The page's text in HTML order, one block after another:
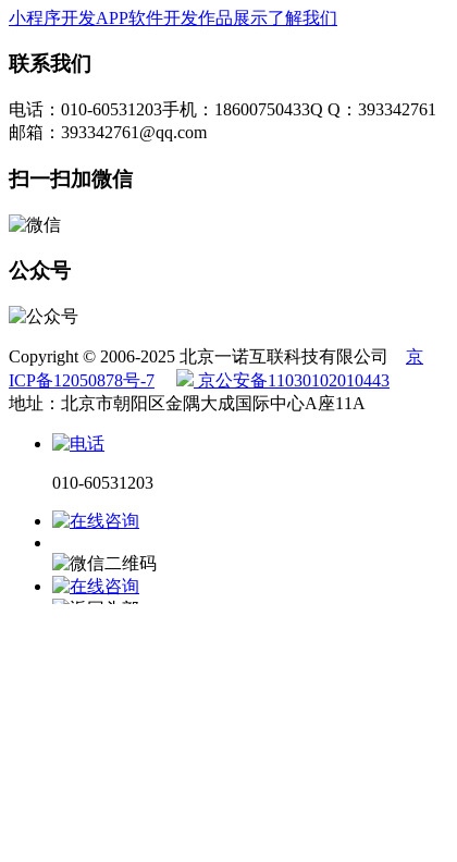
小程序开发APP软件开发作品展示了解我们
联系我们
电话：010-60531203手机：18600750433Q Q：393342761
邮箱：393342761@qq.com
扫一扫加微信
公众号
Copyright © 2006-2025 北京一诺互联科技有限公司 京
ICP备12050878号-7
京公安备11030102010443
地址：北京市朝阳区金隅大成国际中心A座11A
010-60531203